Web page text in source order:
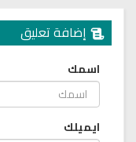
إضافة تعليق
اسمك
ايميلك